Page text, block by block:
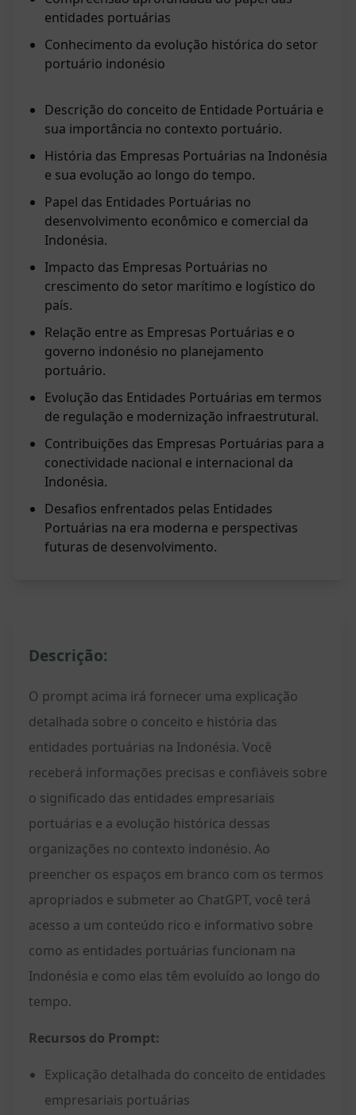
entidades portuárias
Conhecimento da evolução histórica do setor
portuário indonésio
Descrição do conceito de Entidade Portuária e
sua importância no contexto portuário.
História das Empresas Portuárias na Indonésia
e sua evolução ao longo do tempo.
Papel das Entidades Portuárias no
desenvolvimento econômico e comercial da
Indonésia.
Impacto das Empresas Portuárias no
crescimento do setor marítimo e logístico do
país.
Relação entre as Empresas Portuárias e o
governo indonésio no planejamento
portuário.
Evolução das Entidades Portuárias em termos
de regulação e modernização infraestrutural.
Contribuições das Empresas Portuárias para a
conectividade nacional e internacional da
Indonésia.
Desafios enfrentados pelas Entidades
Portuárias na era moderna e perspectivas
futuras de desenvolvimento.
Descrição:
O prompt acima irá fornecer uma explicação
detalhada sobre o conceito e história das
entidades portuárias na Indonésia. Você
receberá informações precisas e confiáveis sobre
o significado das entidades empresariais
portuárias e a evolução histórica dessas
organizações no contexto indonésio. Ao
preencher os espaços em branco com os termos
apropriados e submeter ao ChatGPT, você terá
acesso a um conteúdo rico e informativo sobre
como as entidades portuárias funcionam na
Indonésia e como elas têm evoluído ao longo do
tempo.
Recursos do Prompt:
Explicação detalhada do conceito de entidades
empresariais portuárias